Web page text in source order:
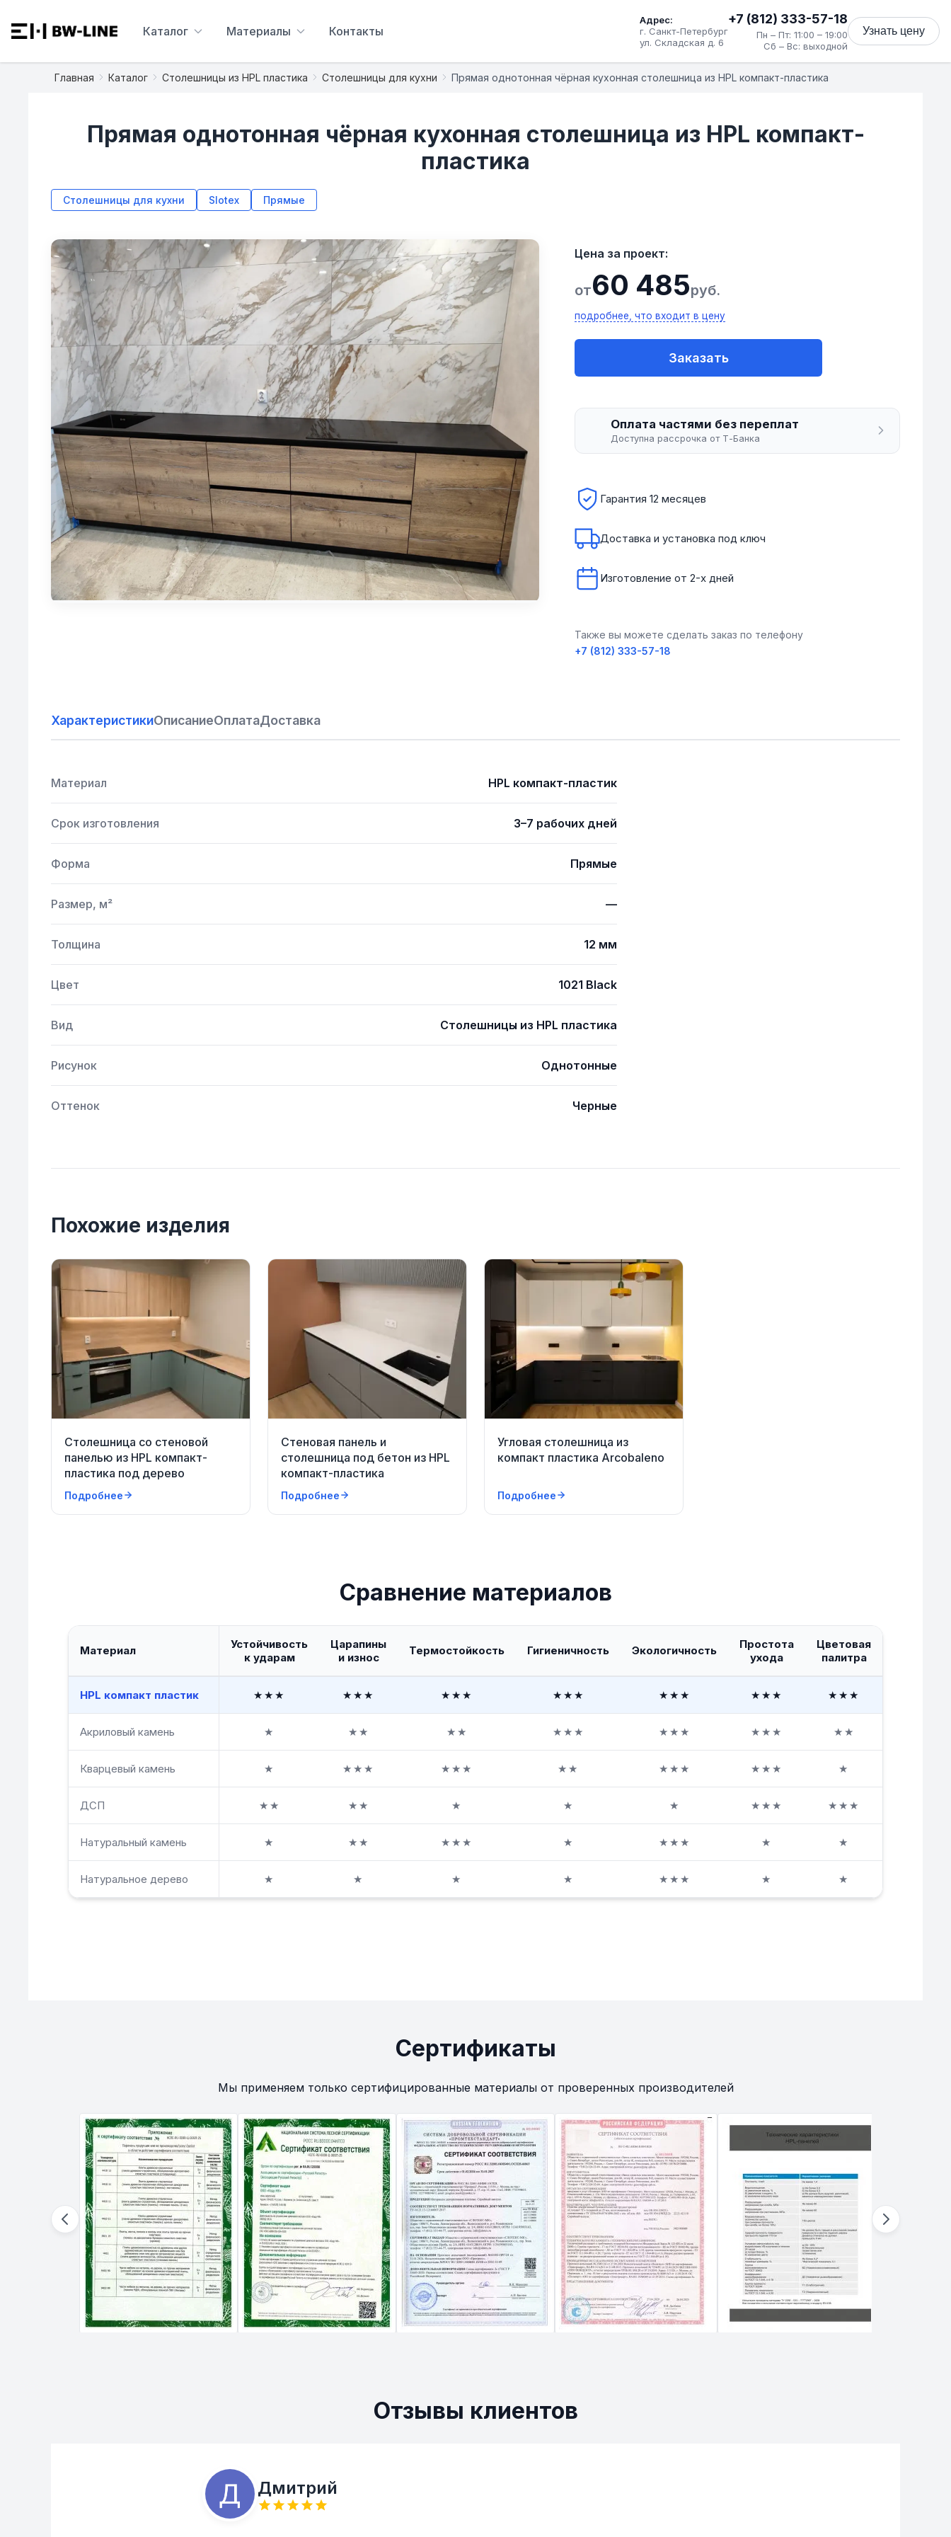
Каталог Материалы Контакты
Адрес:
г. Санкт-Петербург
ул. Складская д. 6
+7 (812) 333-57-18
Пн – Пт: 11:00 – 19:00
Сб – Вс: выходной
Узнать цену
Главная Каталог Столешницы из HPL пластика Столешницы для кухни Прямая однотонная чёрная кухонная столешница из HPL компакт-пластика
Прямая однотонная чёрная кухонная столешница из HPL компакт-
пластика
Столешницы для кухни Slotex Прямые
Цена за проект:
от60 485руб.
подробнее, что входит в цену
Заказать
Оплата частями без переплат
Доступна рассрочка от Т-Банка
Гарантия 12 месяцев
Доставка и установка под ключ
Изготовление от 2-х дней
Также вы можете сделать заказ по телефону
+7 (812) 333-57-18
ХарактеристикиОписаниеОплатаДоставка
Материал HPL компакт-пластик
Срок изготовления 3–7 рабочих дней
Форма Прямые
Размер, м² —
Толщина 12 мм
Цвет 1021 Black
Вид Столешницы из HPL пластика
Рисунок Однотонные
Оттенок Черные
Похожие изделия
Столешница со стеновой
панелью из HPL компакт-
пластика под дерево
Подробнее
Стеновая панель и
столешница под бетон из HPL
компакт-пластика
Подробнее
Угловая столешница из
компакт пластика Arcobaleno
Подробнее
Сравнение материалов
Материал
Устойчивость
к ударам
Царапины
и износ
Термостойкость Гигиеничность Экологичность
Простота
ухода
Цветовая
палитра
HPL компакт пластик ★★★ ★★★ ★★★ ★★★ ★★★ ★★★ ★★★
Акриловый камень ★ ★★ ★★ ★★★ ★★★ ★★★ ★★
Кварцевый камень ★ ★★★ ★★★ ★★ ★★★ ★★★ ★
ДСП ★★ ★★ ★ ★ ★ ★★★ ★★★
Натуральный камень ★ ★★ ★★★ ★ ★★★ ★ ★
Натуральное дерево ★ ★ ★ ★ ★★★ ★ ★
Сертификаты
Мы применяем только сертифицированные материалы от проверенных производителей
Отзывы клиентов
Дмитрий